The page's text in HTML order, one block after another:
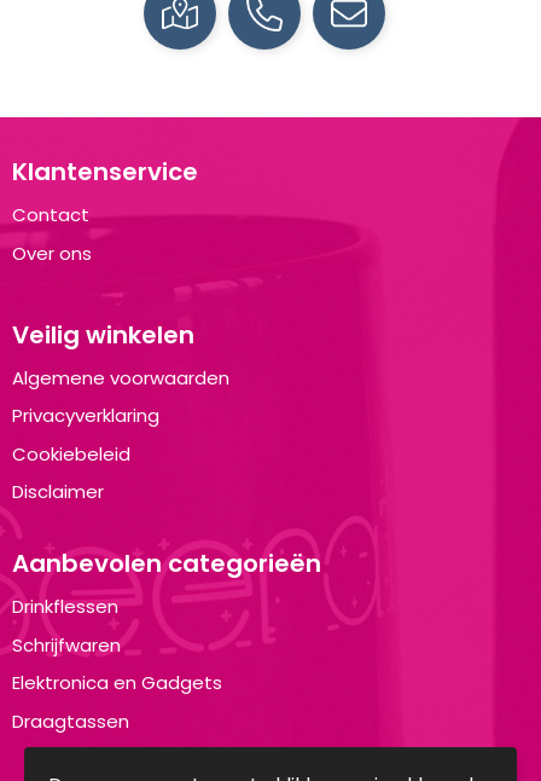
Klantenservice
Contact
Over ons
Veilig winkelen
Algemene voorwaarden
Privacyverklaring
Cookiebeleid
Disclaimer
Aanbevolen categorieën
Drinkflessen
Schrijfwaren
Elektronica en Gadgets
Draagtassen